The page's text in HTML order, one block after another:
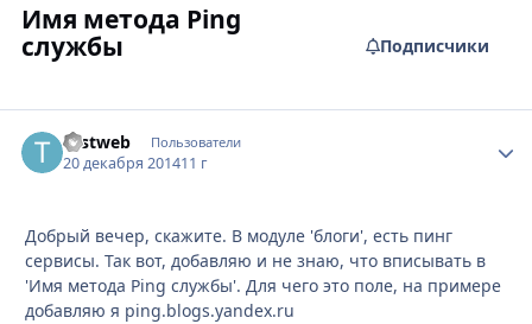
Имя метода Ping
службы
Подписчики
Testweb Пользователи
20 декабря 201411 г
Добрый вечер, скажите. В модуле 'блоги', есть пинг
сервисы. Так вот, добавляю и не знаю, что вписывать в
'Имя метода Ping службы'. Для чего это поле, на примере
добавляю я ping.blogs.yandex.ru